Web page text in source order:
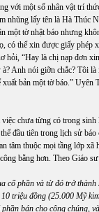
với một số nhân vật trí
nhũng lấy tên là Hà Thúc
một tờ nhật báo nhưng
có thể xin được giấy phép
hỏi, “Hay là chị nạp đơn
Anh nói giỡn chắc? Tôi
bản một tờ báo.” Uyên
chưa từng có trong sinh
đầu tiên trong lịch sử báo
tâm thuộc mọi tầng lớp xã
bằng hơn. Theo Giáo
cổ phần và từ đó trở thành
triệu đồng (25.000 Mỹ
bán cho công chúng,